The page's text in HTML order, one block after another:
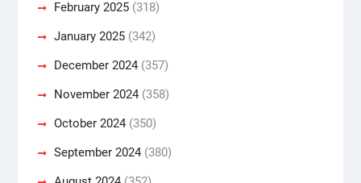
February 2025(318)
January 2025(342)
December 2024(357)
November 2024(358)
October 2024(350)
September 2024(380)